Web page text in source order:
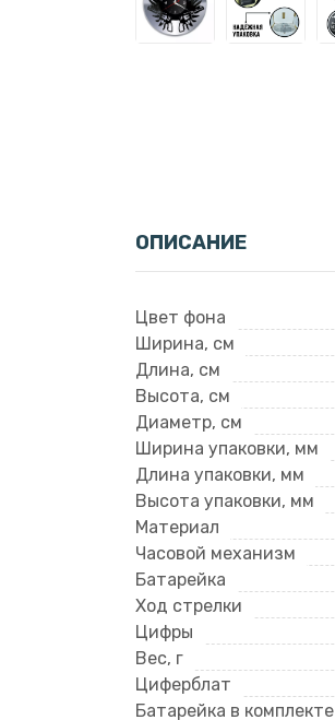
ОПИСАНИЕ
Цвет фона
Ширина, см
Длина, см
Высота, см
Диаметр, см
Ширина упаковки, мм
Длина упаковки, мм
Высота упаковки, мм
Материал
Часовой механизм
Батарейка
Ход стрелки
Цифры
Вес, г
Циферблат
Батарейка в комплекте